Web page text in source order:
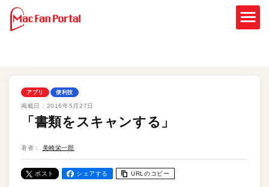
アプリ 便利技
掲載日： 2016年5月27日
「書類をスキャンする」
著者： 美崎栄一郎
ポスト シェアする URLのコピー